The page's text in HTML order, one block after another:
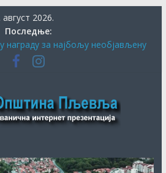
август 2026.
Последње:
за најбољу необјављену
пјесму о завичају
КЊИГЕ
СОЦИЈАЛНА И ДРУГА
ДОДАТНА СРЕДСТВА ЗА
„40. ДАНИ ХУМОРА И
ЗА СУБВЕНЦИЈЕ ЗА НАБАВКУ
рока за додјелу подршке